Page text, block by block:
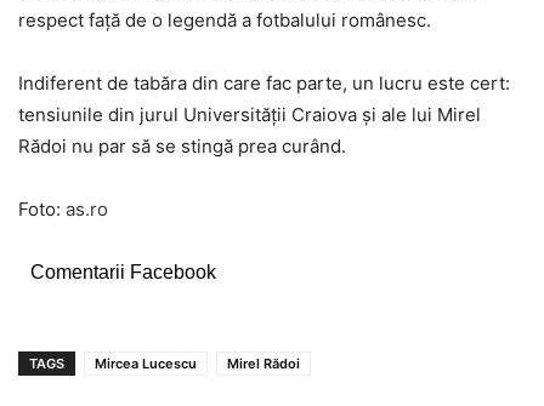
respect față de o legendă a fotbalului românesc.
Indiferent de tabăra din care fac parte, un lucru este cert:
tensiunile din jurul Universității Craiova și ale lui Mirel
Rădoi nu par să se stingă prea curând.
Foto: as.ro
Comentarii Facebook
TAGS Mircea Lucescu Mirel Rădoi